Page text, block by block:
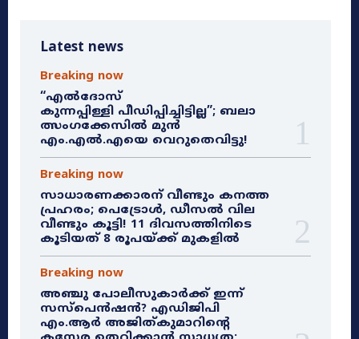
Latest news
Breaking now
“എൽദോസ്
കുന്നപ്പിള്ളി പീഡിപ്പിച്ചിട്ടില്ല”; ബലാ
ത്സംഗക്കേസിൽ മുൻ
എം.എൽ.എയെ വെറുതെവിട്ടു!
Breaking now
സാധാരണക്കാരന് വീണ്ടും കനത്ത
പ്രഹരം; പെട്രോൾ, ഡീസൽ വില
വീണ്ടും കൂട്ടി! 11 ദിവസത്തിനിടെ
കൂടിയത് 8 രൂപയ്ക്ക് മുകളിൽ
Breaking now
അഞ്ചു പോലീസുകാർക്ക് ഇന്ന്
സസ്‌പെൻഷൻ? എഡിജിപി
എം.ആർ അജിത്കുമാറിൻ്റെ